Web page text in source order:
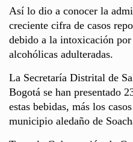
Así lo dio a conocer la
creciente cifra de casos
debido a la intoxicación por
alcohólicas adulteradas.
La Secretaría Distrital de
Bogotá se han presentado
estas bebidas, más los
municipio aledaño de